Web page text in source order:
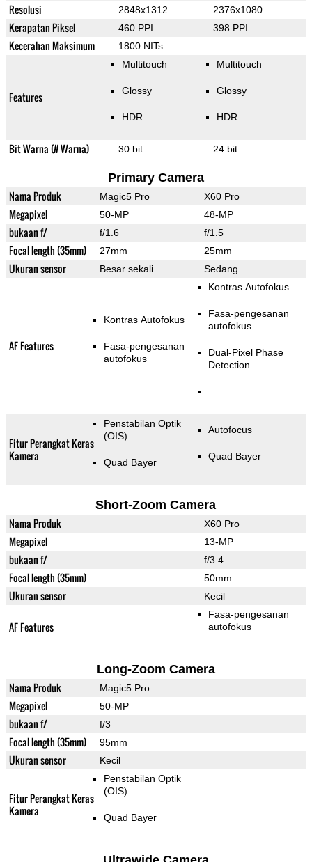
Resolusi 2848x1312 2376x1080
Kerapatan Piksel 460 PPI 398 PPI
Kecerahan Maksimum 1800 NITs
Features
Multitouch
Glossy
HDR
Multitouch
Glossy
HDR
Bit Warna (# Warna) 30 bit 24 bit
Primary Camera
Nama Produk Magic5 Pro X60 Pro
Megapixel 50-MP 48-MP
bukaan f/ f/1.6 f/1.5
Focal length (35mm) 27mm 25mm
Ukuran sensor Besar sekali Sedang
AF Features
Kontras Autofokus
Fasa-pengesanan
autofokus
Kontras Autofokus
Fasa-pengesanan
autofokus
Dual-Pixel Phase
Detection
Fitur Perangkat Keras
Kamera
Penstabilan Optik
(OIS)
Quad Bayer
Autofocus
Quad Bayer
Short-Zoom Camera
Nama Produk X60 Pro
Megapixel 13-MP
bukaan f/ f/3.4
Focal length (35mm) 50mm
Ukuran sensor Kecil
AF Features
Fasa-pengesanan
autofokus
Long-Zoom Camera
Nama Produk Magic5 Pro
Megapixel 50-MP
bukaan f/ f/3
Focal length (35mm) 95mm
Ukuran sensor Kecil
Fitur Perangkat Keras
Kamera
Penstabilan Optik
(OIS)
Quad Bayer